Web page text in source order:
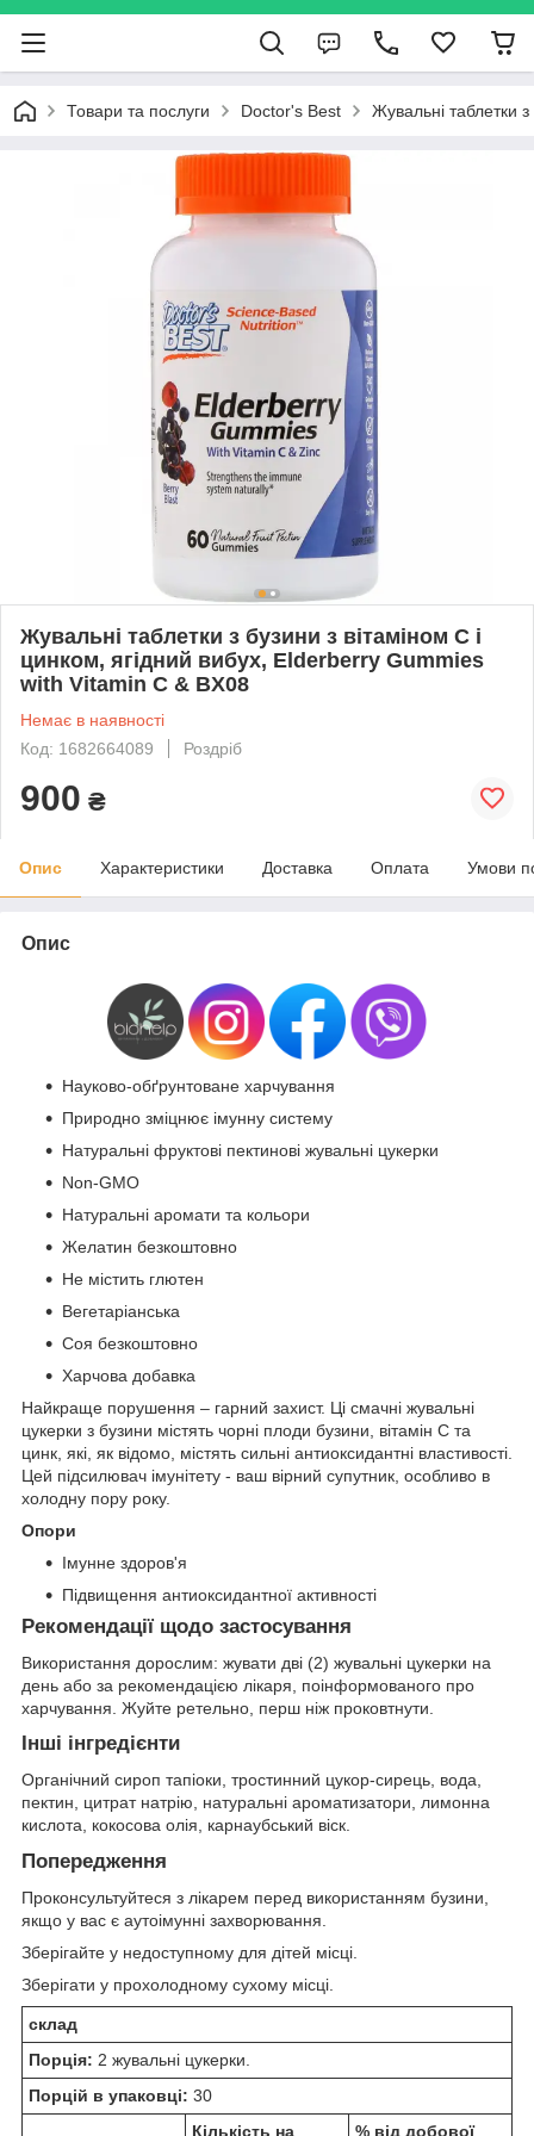
Товари та послуги Doctor's Best Жувальні таблетки
Жувальні таблетки з бузини з вітаміном С і
цинком, ягідний вибух, Elderberry Gummies
with Vitamin C & BX08
Немає в наявності
Код: 1682664089
Роздріб
900 ₴
Опис Характеристики Доставка Оплата Умови
Опис
Науково-обґрунтоване харчування
Природно зміцнює імунну систему
Натуральні фруктові пектинові жувальні цукерки
Non-GMO
Натуральні аромати та кольори
Желатин безкоштовно
Не містить глютен
Вегетаріанська
Соя безкоштовно
Харчова добавка
Найкраще порушення – гарний захист. Ці смачні жувальні
цукерки з бузини містять чорні плоди бузини, вітамін С та
цинк, які, як відомо, містять сильні антиоксидантні властивості.
Цей підсилювач імунітету - ваш вірний супутник, особливо в
холодну пору року.
Опори
Імунне здоров'я
Підвищення антиоксидантної активності
Рекомендації щодо застосування
Використання дорослим: жувати дві (2) жувальні цукерки на
день або за рекомендацією лікаря, поінформованого про
харчування. Жуйте ретельно, перш ніж проковтнути.
Інші інгредієнти
Органічний сироп тапіоки, тростинний цукор-сирець, вода,
пектин, цитрат натрію, натуральні ароматизатори, лимонна
кислота, кокосова олія, карнаубський віск.
Попередження
Проконсультуйтеся з лікарем перед використанням бузини,
якщо у вас є аутоімунні захворювання.
Зберігайте у недоступному для дітей місці.
Зберігати у прохолодному сухому місці.
склад
Порція: 2 жувальні цукерки.
Порцій в упаковці: 30
Кількість на
% від добової